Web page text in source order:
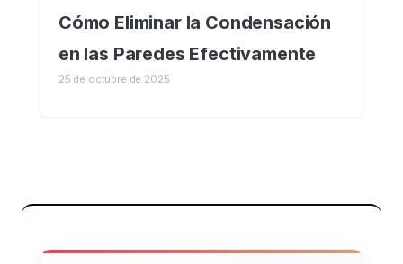
Cómo Eliminar la Condensación
en las Paredes Efectivamente
25 de octubre de 2025